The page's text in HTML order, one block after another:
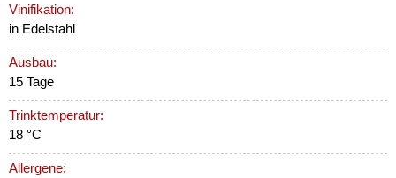
Vinifikation:
in Edelstahl
Ausbau:
15 Tage
Trinktemperatur:
18 °C
Allergene: